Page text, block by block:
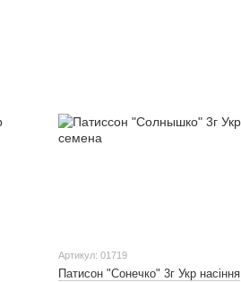
Артикул: 01719
Патисон "Сонечко" 3г Укр насіння